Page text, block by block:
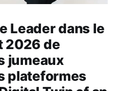
Leader dans le
2026 de
jumeaux
plateformes